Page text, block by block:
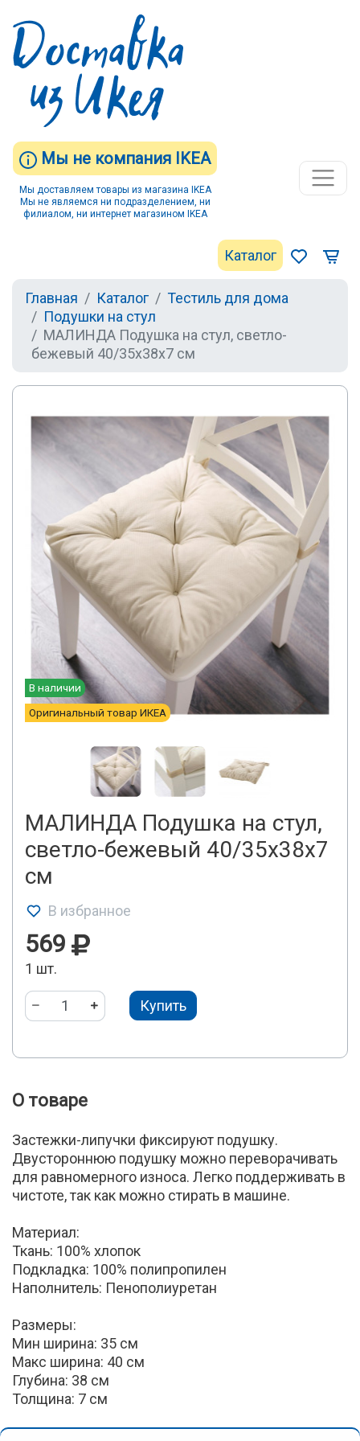
Мы не компания IKEA
Мы доставляем товары из магазина IKEA
Мы не являемся ни подразделением, ни
филиалом, ни интернет магазином IKEA
Каталог
Главная Каталог
Тестиль для дома
Подушки на стул
МАЛИНДА Подушка на стул, светло-
бежевый 40/35x38x7 см
В наличии
Оригинальный товар ИКЕА
МАЛИНДА Подушка на стул,
светло-бежевый 40/35x38x7
см
В избранное
569
1 шт.
Купить
О товаре
Застежки-липучки фиксируют подушку.
Двустороннюю подушку можно переворачивать
для равномерного износа. Легко поддерживать в
чистоте, так как можно стирать в машине.
Материал:
Ткань: 100% хлопок
Подкладка: 100% полипропилен
Наполнитель: Пенополиуретан
Размеры:
Мин ширина: 35 см
Макс ширина: 40 см
Глубина: 38 см
Толщина: 7 см